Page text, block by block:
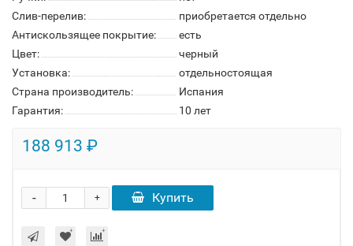
Слив-перелив:
приобретается отдельно
Антискользящее покрытие:
есть
Цвет:
черный
Установка:
отдельностоящая
Страна производитель:
Испания
Гарантия:
10 лет
188 913 ₽
+
- Купить